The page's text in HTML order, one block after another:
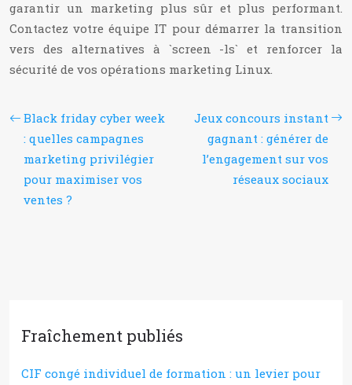
garantir un marketing plus sûr et plus performant.
Contactez votre équipe IT pour démarrer la transition
vers des alternatives à `screen -ls` et renforcer la
sécurité de vos opérations marketing Linux.
Black friday cyber week
: quelles campagnes
marketing privilégier
pour maximiser vos
ventes ?
Jeux concours instant
gagnant : générer de
l’engagement sur vos
réseaux sociaux
Fraîchement publiés
CIF congé individuel de formation : un levier pour